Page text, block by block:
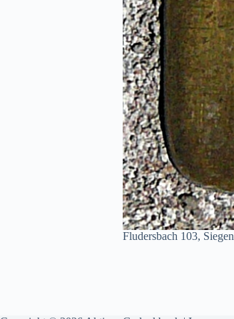
Fludersbach 103, Siegen